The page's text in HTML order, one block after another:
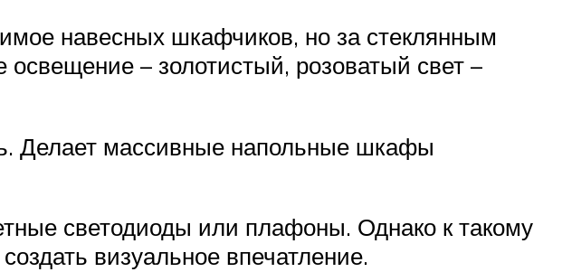
навесных шкафчиков, но за стеклянным
– золотистый, розоватый свет –
Делает массивные напольные шкафы
светодиоды или плафоны. Однако к такому
визуальное впечатление.